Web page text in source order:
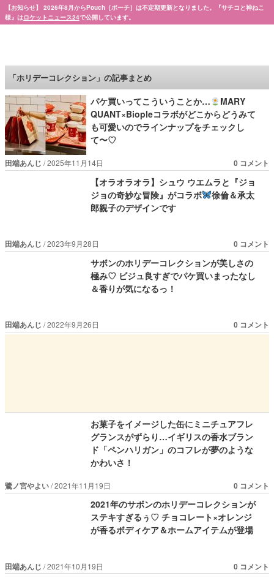
【お知らせ】 2026年8月からPouch［ポーチ］は不定期更新となりました。『サチコと神ねこ
様』はロケットニュース24で公開しています。
「ホリデーコレクション」の記事まとめ
パケ買いってこういうことか…
MARY
QUANT×Biopleコラボがどこからどうみて
も可愛いのでラインナップをチェックし
て〜♡
田端あんじ 2025年11月14日 0 コメント
【オラオラオラ】シュウ ウエムラと『ジョ
ジョの奇妙な冒険』がコラボ
徐倫＆承太
郎親子のデザインです
田端あんじ 2023年9月28日 0 コメント
サボンのホリデーコレクションが美しさの
極み♡ ビジュ良すぎでパケ買いまったなし
＆香りが気になるっ！
田端あんじ 2022年9月26日 0 コメント
お菓子をイメージした缶にミニチュアフレ
グランスがずらり…イギリスの香水ブラン
ド「ペンハリガン」のコフレが夢のような
かわいさ！
鷺ノ宮やよい 2021年11月19日 0 コメント
2021年のサボンのホリデーコレクションが
ステキすぎるぅ♡ チョコレート×オレンジ
が香るボディケア＆ホームアイテムが登場
田端あんじ 2021年10月19日 0 コメント